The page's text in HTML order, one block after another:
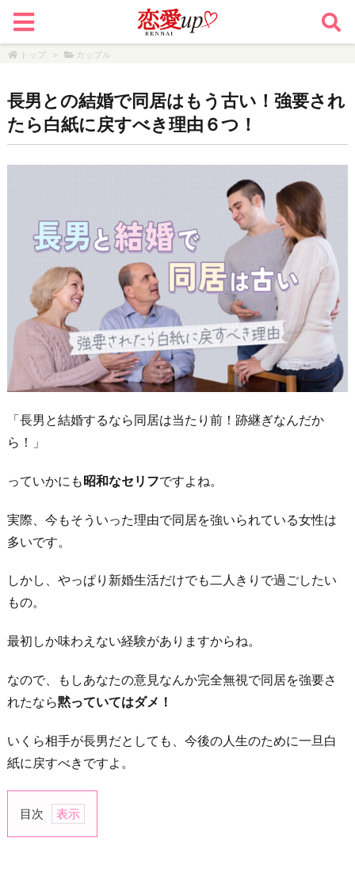
トップ > カップル
長男との結婚で同居はもう古い！強要され
たら白紙に戻すべき理由６つ！
「長男と結婚するなら同居は当たり前！跡継ぎなんだか
ら！」
っていかにも昭和なセリフですよね。
実際、今もそういった理由で同居を強いられている女性は
多いです。
しかし、やっぱり新婚生活だけでも二人きりで過ごしたい
もの。
最初しか味わえない経験がありますからね。
なので、もしあなたの意見なんか完全無視で同居を強要さ
れたなら黙っていてはダメ！
いくら相手が長男だとしても、今後の人生のために一旦白
紙に戻すべきですよ。
目次
1.